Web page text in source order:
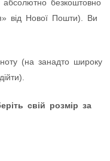
безкоштовно
від Нової Пошти). Ви
(на занадто широку
свій розмір за